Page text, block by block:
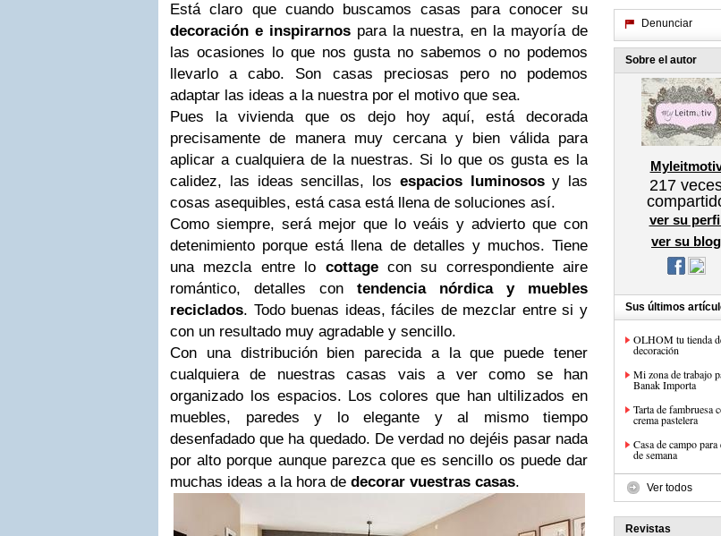
Está claro que cuando buscamos casas para conocer su
decoración e inspirarnospara la nuestra, en la mayoría de
las ocasiones lo que nos gusta no sabemos o no podemos
llevarlo a cabo. Son casas preciosas pero no podemos
adaptar las ideas a la nuestra por el motivo que sea.
Pues la vivienda que os dejo hoy aquí, está decorada
precisamente de manera muy cercana y bien válida para
aplicar a cualquiera de la nuestras. Si lo que os gusta es la
calidez, las ideas sencillas, los espacios luminososy las
cosas asequibles, está casa está llena de soluciones así.
Como siempre, será mejor que lo veáis y advierto que con
detenimiento porque está llena de detalles y muchos. Tiene
una mezcla entre lo cottagecon su correspondiente aire
romántico, detalles con tendencia nórdica y muebles
reciclados. Todo buenas ideas, fáciles de mezclar entre si y
con un resultado muy agradable y sencillo.
Con una distribución bien parecida a la que puede tener
cualquiera de nuestras casas vais a ver como se han
organizado los espacios. Los colores que han ultilizados en
muebles, paredes y lo elegante y al mismo tiempo
desenfadado que ha quedado. De verdad no dejéis pasar nada
por alto porque aunque parezca que es sencillo os puede dar
muchas ideas a la hora de decorar vuestras casas.
Denunciar
Sobre el autor
217
ver su
ver su blog
Sus últimos
OLHOM tu tienda
decoración
Mi zona de trabajo
Banak Importa
Tarta de fambruesa
crema pastelera
Casa de campo
de semana
Ver todos
Revistas